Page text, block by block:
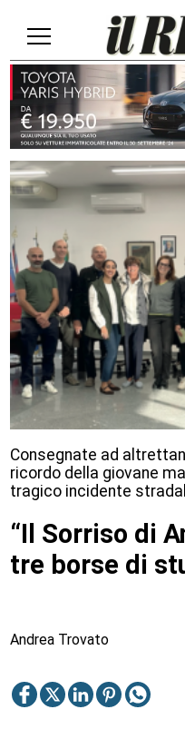
Consegnate ad
ricordo della giovane
tragico incidente
“Il Sorriso di
tre borse di
Andrea Trovato